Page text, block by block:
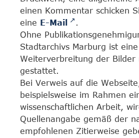
einen Kommentar schicken
eine E-Mail
.
Ohne
Stadtarchivs Marburg ist eine
Weiterverbreitung der Bilder
gestattet.
Bei Verweis auf die
beispielsweise im Rahmen
wissenschaftlichen Arbeit,
Quellenangabe gemäß der
empfohlenen Zitierweise